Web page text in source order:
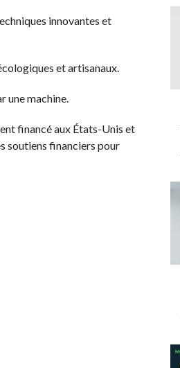
innovantes et
et artisanaux.
une machine.
financé aux États-Unis et
soutiens financiers pour